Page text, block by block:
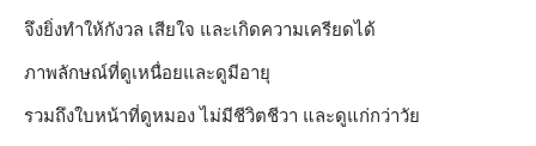
จึงยิ่งทำให้กังวล เสียใจ และเกิดความเครียดได้
ภาพลักษณ์ที่ดูเหนื่อยและดูมีอายุ
รวมถึงใบหน้าที่ดูหมอง ไม่มีชีวิตชีวา และดูแก่กว่าวัย